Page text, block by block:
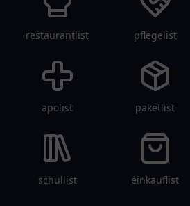
restaurantlist pflegelist
apolist paketlist
schullist einkauflist